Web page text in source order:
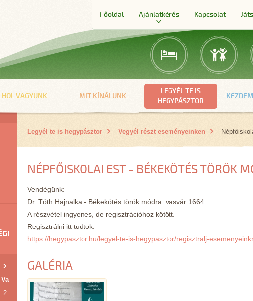
Főoldal Ajánlatkérés Kapcsolat
HOL VAGYUNK MIT KÍNÁLUNK
LEGYÉL TE IS
HEGYPÁSZTOR
Va
2
Legyél te is hegypásztor Vegyél részt eseményeinken
NÉPFŐISKOLAI EST - BÉKEKÖTÉS TÖRÖK
Vendégünk:
Dr. Tóth Hajnalka - Békekötés török módra: vasvár 1664
A részvétel ingyenes, de regisztrációhoz kötött.
Regisztrálni itt tudtok:
https://hegypasztor.hu/legyel-te-is-hegypasztor/regisztralj-
GALÉRIA